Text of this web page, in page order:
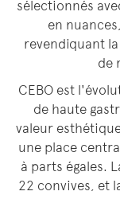
sélectionnés
en
revendiquant
de
CEBO est
de haute
valeur
une place
à parts égales.
22 convives, et